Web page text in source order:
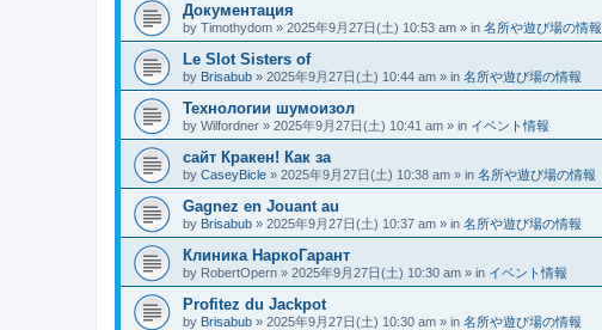
Документация
by Timothydom » 2025年9月27日(土) 10:53 am » in 名所や遊び場の情報
Le Slot Sisters of
by Brisabub » 2025年9月27日(土) 10:44 am » in 名所や遊び場の情報
Технологии шумоизол
by Wilfordner » 2025年9月27日(土) 10:41 am » in イベント情報
сайт Кракен! Как за
by CaseyBicle » 2025年9月27日(土) 10:38 am » in 名所や遊び場の情報
Gagnez en Jouant au
by Brisabub » 2025年9月27日(土) 10:37 am » in 名所や遊び場の情報
Клиника НаркоГарант
by RobertOpern » 2025年9月27日(土) 10:30 am » in イベント情報
Profitez du Jackpot
by Brisabub » 2025年9月27日(土) 10:30 am » in 名所や遊び場の情報